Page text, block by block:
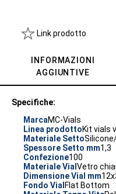
Link prodotto
INFORMAZIONI
AGGIUNTIVE
Specifiche:
MarcaMC-Vials
Linea prodottoKit vials
Materiale Setto
Spessore Setto mm1,3
Confezione100
Materiale Vial Vetro
Dimensione Vial mm
Fondo Vial Flat Bottom